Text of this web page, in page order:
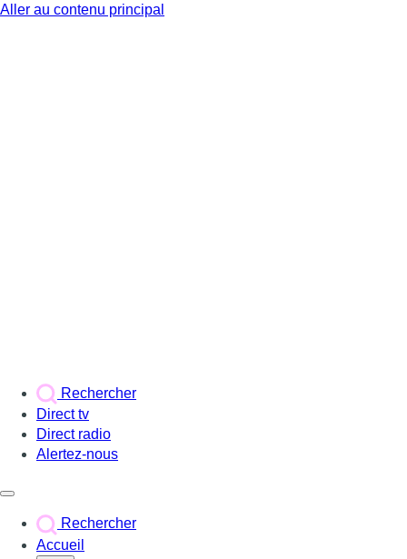
Aller au contenu principal
Rechercher
Direct tv
Direct radio
Alertez-nous
Rechercher
Accueil